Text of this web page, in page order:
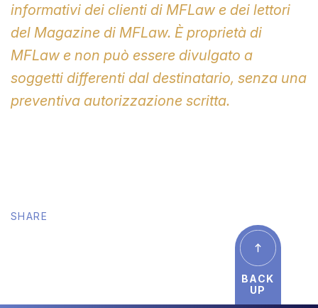
informativi dei clienti di MFLaw e dei lettori
del Magazine di MFLaw. È proprietà di
MFLaw e non può essere divulgato a
soggetti differenti dal destinatario, senza una
preventiva autorizzazione scritta.
SHARE
BACK
UP